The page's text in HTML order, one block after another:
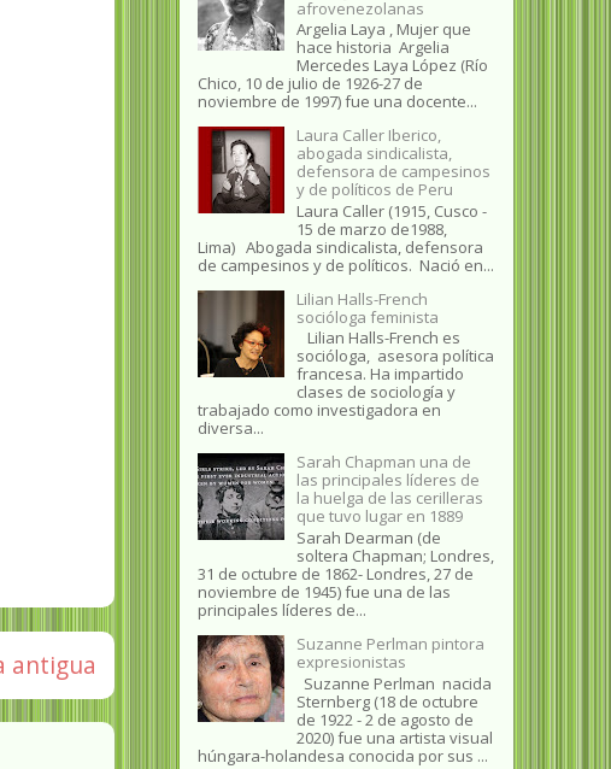
antigua
afrovenezolanas
Argelia Laya , Mujer que
hace historia Argelia
Mercedes Laya López (Río
Chico, 10 de julio de 1926-27 de
noviembre de 1997) fue una docente...
Laura Caller Iberico,
abogada sindicalista,
defensora de campesinos
y de políticos de Peru
Laura Caller (1915, Cusco -
15 de marzo de1988,
Lima) Abogada sindicalista, defensora
de campesinos y de políticos. Nació en...
Lilian Halls-French
socióloga feminista
Lilian Halls-French es
socióloga, asesora política
francesa. Ha impartido
clases de sociología y
trabajado como investigadora en
diversa...
Sarah Chapman una de
las principales líderes de
la huelga de las cerilleras
que tuvo lugar en 1889
Sarah Dearman (de
soltera Chapman; Londres,
31 de octubre de 1862​- Londres, 27 de
noviembre de 1945)​ fue una de las
principales líderes de...
Suzanne Perlman pintora
expresionistas
Suzanne Perlman nacida
Sternberg (18 de octubre
de 1922 - 2 de agosto de
2020) fue una artista visual
húngara-holandesa conocida por sus ...